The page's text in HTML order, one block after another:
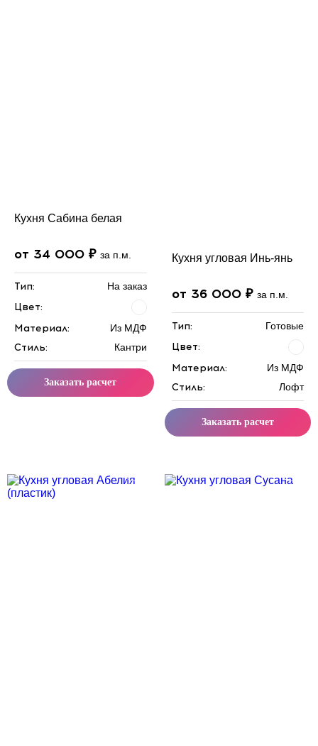
Кухня Сабина белая
от 34 000 ₽ за п.м.
Тип: На заказ
Цвет:
Материал:
Из МДФ
Стиль: Кантри
Заказать расчет
Кухня угловая Инь-янь
от 36 000 ₽ за п.м.
Тип: Готовые
Цвет:
Материал:
Из МДФ
Стиль: Лофт
Заказать расчет